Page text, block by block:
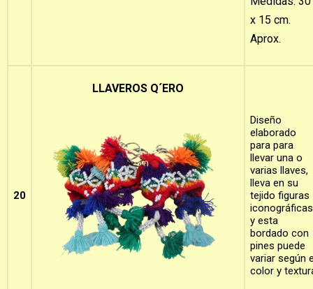
x 15 cm.
Aprox.
20
LLAVEROS Q´ERO
Diseño
elaborado
para para
llevar una o
varias llaves,
lleva en su
tejido figuras
iconográficas
y esta
bordado con
pines puede
variar según
color y